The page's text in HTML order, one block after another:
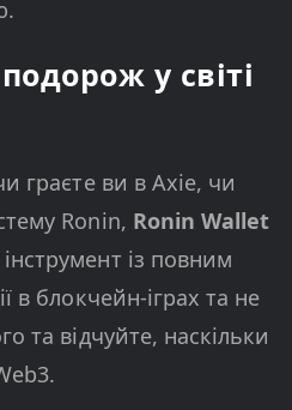
у світі
граєте ви в Axie, чи
Ronin, Ronin Wallet
із повним
в блокчейн-іграх та не
та відчуйте, наскільки